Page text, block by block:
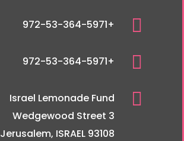

+972-53-364-5971

+972-53-364-5971

Israel Lemonade Fund
3 Wedgewood Street
Jerusalem, ISRAEL 93108